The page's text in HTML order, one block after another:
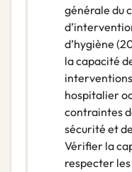
générale du
d’hygiène
la capacité
hospitalier
contraintes
sécurité et
Vérifier la
respecter